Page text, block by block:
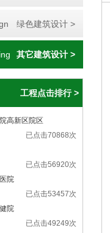
绿色建筑设计 >
其它建筑设计 >
工程点击排行 >
高新区院区
已点击70868次
已点击56920次
院
已点击53457次
院
已点击49249次